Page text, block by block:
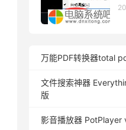
万能PDF转换器total
文件搜索神器
版
影音播放器 PotPlayer